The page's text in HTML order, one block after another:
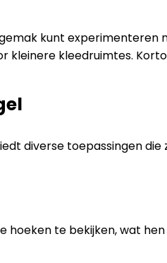
kunt experimenteren
kleedruimtes.
diverse toepassingen
te bekijken, wat